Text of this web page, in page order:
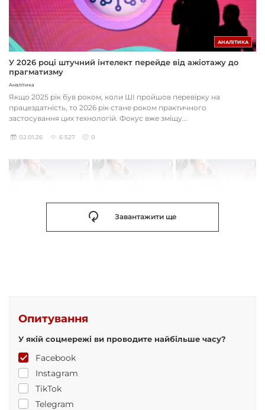
АНАЛІТИКА
У 2026 році штучний інтелект перейде від ажіотажу до
прагматизму
Аналітика
Якщо 2025 рік був роком, коли ШІ пройшов перевірку на
працездатність, то 2026 рік стане роком практичного
застосування цих технологій. Фокус вже зміщу...
02.01.26 6 527 0
Завантажити ще
Опитування
У якій соцмережі ви проводите найбільше часу?
Facebook
Instagram
TikTok
Telegram